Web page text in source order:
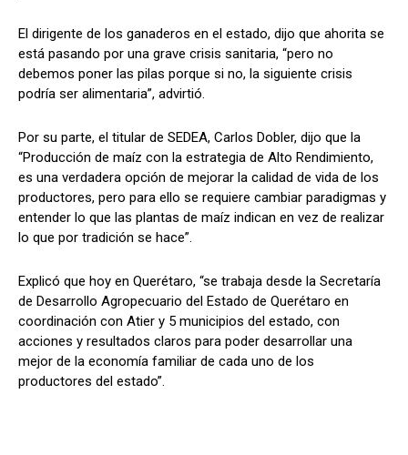
El dirigente de los ganaderos en el estado, dijo que ahorita se
está pasando por una grave crisis sanitaria, “pero no
debemos poner las pilas porque si no, la siguiente crisis
podría ser alimentaria”, advirtió.
Por su parte, el titular de SEDEA, Carlos Dobler, dijo que la
“Producción de maíz con la estrategia de Alto Rendimiento,
es una verdadera opción de mejorar la calidad de vida de los
productores, pero para ello se requiere cambiar paradigmas y
entender lo que las plantas de maíz indican en vez de realizar
lo que por tradición se hace”.
Explicó que hoy en Querétaro, “se trabaja desde la Secretaría
de Desarrollo Agropecuario del Estado de Querétaro en
coordinación con Atier y 5 municipios del estado, con
acciones y resultados claros para poder desarrollar una
mejor de la economía familiar de cada uno de los
productores del estado”.